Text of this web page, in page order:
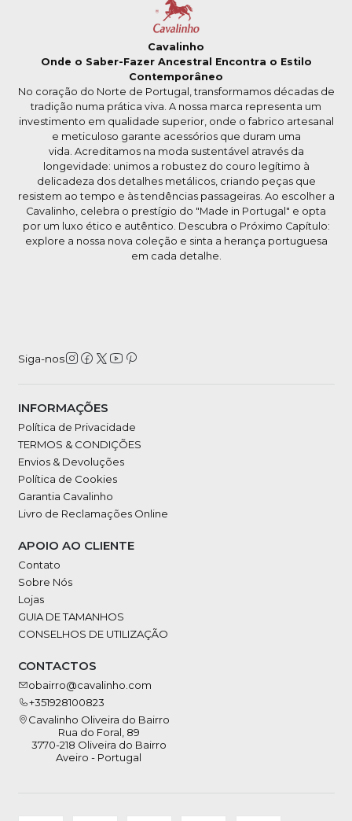
Cavalinho
Onde o Saber-Fazer Ancestral Encontra o Estilo
Contemporâneo
No coração do Norte de Portugal, transformamos décadas de
tradição numa prática viva. A nossa marca representa um
investimento em qualidade superior, onde o fabrico artesanal
e meticuloso garante acessórios que duram uma
vida. Acreditamos na moda sustentável através da
longevidade: unimos a robustez do couro legítimo à
delicadeza dos detalhes metálicos, criando peças que
resistem ao tempo e às tendências passageiras. Ao escolher a
Cavalinho, celebra o prestígio do "Made in Portugal" e opta
por um luxo ético e autêntico. Descubra o Próximo Capítulo:
explore a nossa nova coleção e sinta a herança portuguesa
em cada detalhe.
Siga-nos
INFORMAÇÕES
Política de Privacidade
TERMOS & CONDIÇÕES
Envios & Devoluções
Política de Cookies
Garantia Cavalinho
Livro de Reclamações Online
APOIO AO CLIENTE
Contato
Sobre Nós
Lojas
GUIA DE TAMANHOS
CONSELHOS DE UTILIZAÇÃO
CONTACTOS
obairro@cavalinho.com
+351928100823
Cavalinho Oliveira do Bairro
Rua do Foral, 89
3770-218 Oliveira do Bairro
Aveiro - Portugal